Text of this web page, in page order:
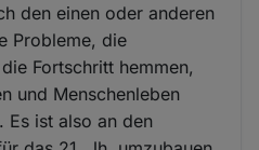
den einen oder anderen
Probleme, die
Fortschritt hemmen,
und Menschenleben
Es ist also an den